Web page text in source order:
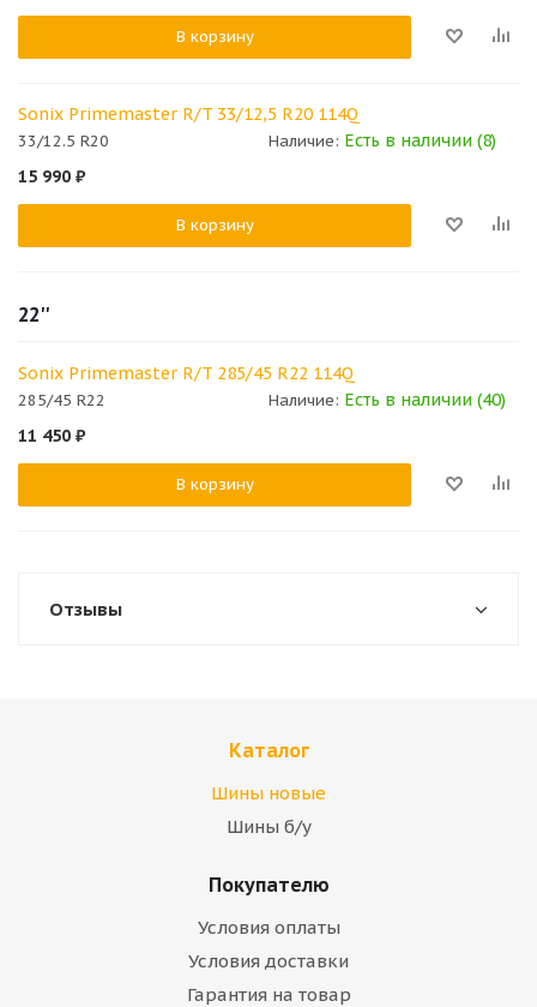
В корзину
Sonix Primemaster R/T 33/12,5 R20 114Q
33/12.5 R20 Наличие: Есть в наличии (8)
15 990 ₽
В корзину
22''
Sonix Primemaster R/T 285/45 R22 114Q
285/45 R22 Наличие: Есть в наличии (40)
11 450 ₽
В корзину
Отзывы
Каталог
Шины новые
Шины б/у
Покупателю
Условия оплаты
Условия доставки
Гарантия на товар